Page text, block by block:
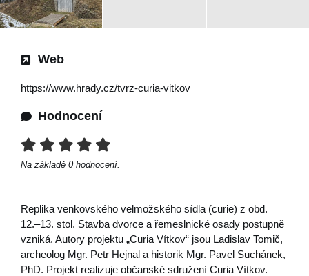
Web
https://www.hrady.cz/tvrz-curia-vitkov
Hodnocení
Na základě 0 hodnocení.
Replika venkovského velmožského sídla (curie) z obd.
12.–13. stol. Stavba dvorce a řemeslnické osady postupně
vzniká. Autory projektu „Curia Vítkov“ jsou Ladislav Tomič,
archeolog Mgr. Petr Hejnal a historik Mgr. Pavel Suchánek,
PhD. Projekt realizuje občanské sdružení Curia Vítkov.